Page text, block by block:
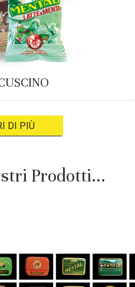
DI PIÙ
Prodotti...